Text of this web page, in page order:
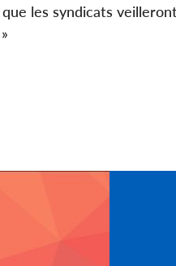
les syndicats